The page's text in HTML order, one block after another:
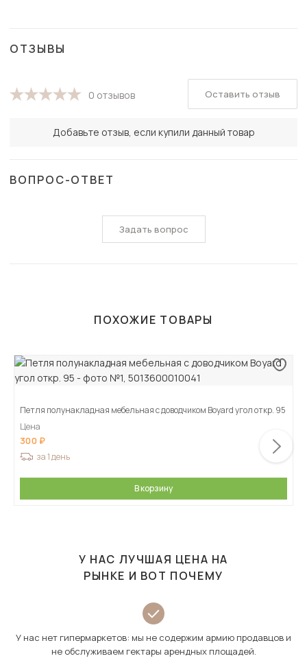
ОТЗЫВЫ
0 отзывов
Добавьте отзыв, если купили данный товар
Оставить отзыв
ВОПРОС-ОТВЕТ
Задать вопрос
ПОХОЖИЕ ТОВАРЫ
Петля полунакладная мебельная с доводчиком Boyard угол откр. 95
Цена
300
за 1 день
В корзину
У НАС ЛУЧШАЯ ЦЕНА НА
РЫНКЕ И ВОТ ПОЧЕМУ
У нас нет гипермаркетов: мы не содержим армию продавцов и
не обслуживаем гектары арендных площадей.